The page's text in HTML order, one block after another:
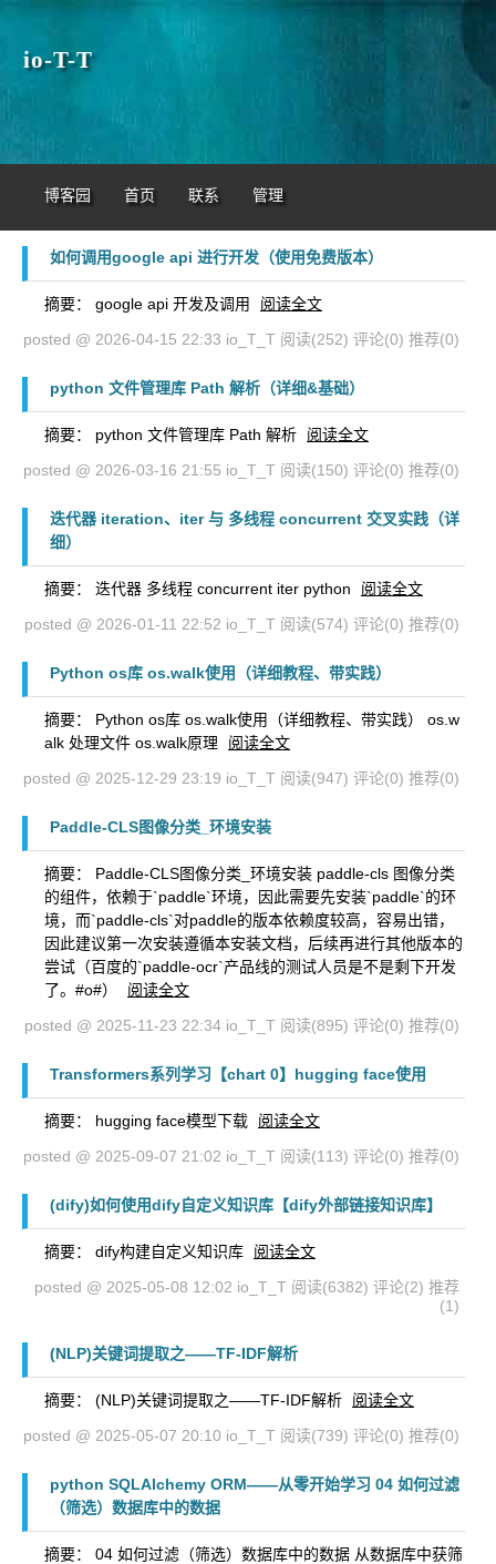
io-T-T
博客园 首页 联系 管理
如何调用google api 进行开发（使用免费版本）
摘要： google api 开发及调用
阅读全文
posted @ 2026-04-15 22:33 io_T_T 阅读(252) 评论(0) 推荐(0)
python 文件管理库 Path 解析（详细&基础）
摘要： python 文件管理库 Path 解析
阅读全文
posted @ 2026-03-16 21:55 io_T_T 阅读(150) 评论(0) 推荐(0)
迭代器 iteration、iter 与 多线程 concurrent 交叉实践（详
细）
摘要： 迭代器 多线程 concurrent iter python
阅读全文
posted @ 2026-01-11 22:52 io_T_T 阅读(574) 评论(0) 推荐(0)
Python os库 os.walk使用（详细教程、带实践）
摘要： Python os库 os.walk使用（详细教程、带实践） os.w
alk 处理文件 os.walk原理
阅读全文
posted @ 2025-12-29 23:19 io_T_T 阅读(947) 评论(0) 推荐(0)
Paddle-CLS图像分类_环境安装
摘要： Paddle-CLS图像分类_环境安装 paddle-cls 图像分类
的组件，依赖于`paddle`环境，因此需要先安装`paddle`的环
境，而`paddle-cls`对paddle的版本依赖度较高，容易出错，
因此建议第一次安装遵循本安装文档，后续再进行其他版本的
尝试（百度的`paddle-ocr`产品线的测试人员是不是剩下开发
了。#o#）
阅读全文
posted @ 2025-11-23 22:34 io_T_T 阅读(895) 评论(0) 推荐(0)
Transformers系列学习【chart 0】hugging face使用
摘要： hugging face模型下载
阅读全文
posted @ 2025-09-07 21:02 io_T_T 阅读(113) 评论(0) 推荐(0)
(dify)如何使用dify自定义知识库【dify外部链接知识库】
摘要： dify构建自定义知识库
阅读全文
posted @ 2025-05-08 12:02 io_T_T 阅读(6382) 评论(2) 推荐
(1)
(NLP)关键词提取之——TF-IDF解析
摘要： (NLP)关键词提取之——TF-IDF解析
阅读全文
posted @ 2025-05-07 20:10 io_T_T 阅读(739) 评论(0) 推荐(0)
python SQLAlchemy ORM——从零开始学习 04 如何过滤
（筛选）数据库中的数据
摘要： 04 如何过滤（筛选）数据库中的数据 从数据库中获筛